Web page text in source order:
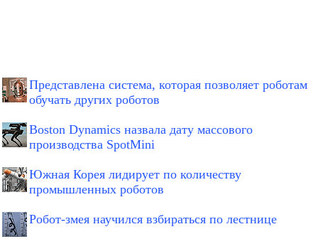
Представлена система, которая позволяет роботам
обучать других роботов
Boston Dynamics назвала дату массового
производства SpotMini
Южная Корея лидирует по количеству
промышленных роботов
Робот-змея научился взбираться по лестнице